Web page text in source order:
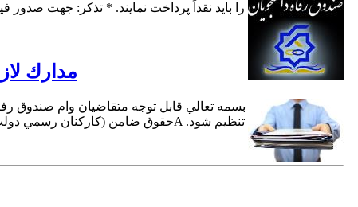
را باید نقداً پرداخت نمایند. * تذکر: جهت
مدارك